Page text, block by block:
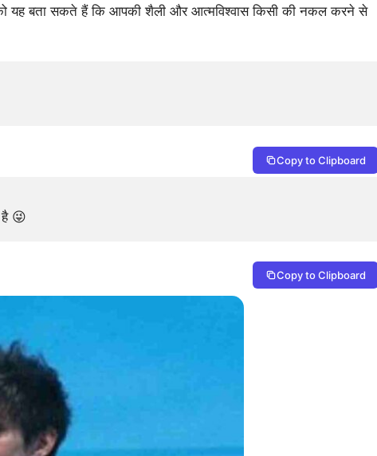
यह बता सकते हैं कि आपकी शैली और आत्मविश्वास किसी की नकल करने से
Copy to Clipboard
😜
Copy to Clipboard